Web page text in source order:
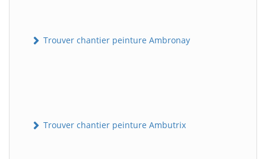
Trouver chantier peinture Ambronay
Trouver chantier peinture Ambutrix